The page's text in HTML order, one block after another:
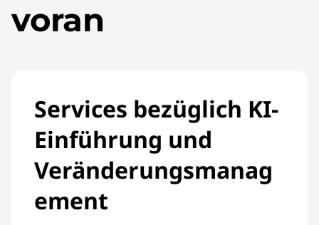
voran
Services bezüglich KI-
Einführung und
Veränderungsmanag
ement